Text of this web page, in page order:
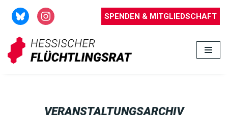
Zum
Inhalt
springen
SPENDEN & MITGLIEDSCHAFT
VERANSTALTUNGSARCHIV